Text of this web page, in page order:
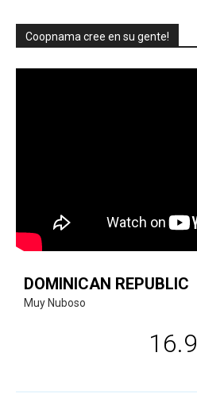
Coopnama cree en su gente!
DOMINICAN REPUBLIC
Muy Nuboso
16.9